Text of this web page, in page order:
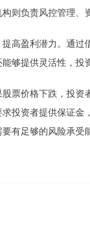
则负责风控管理、
高盈利潜力。通
够提供灵活性，投
票价格下跌，投
投资者提供保证
有足够的风险承受